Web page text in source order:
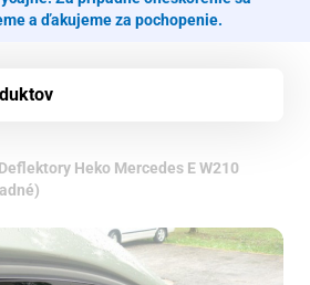
a ďakujeme za pochopenie.
Heko Mercedes E W210